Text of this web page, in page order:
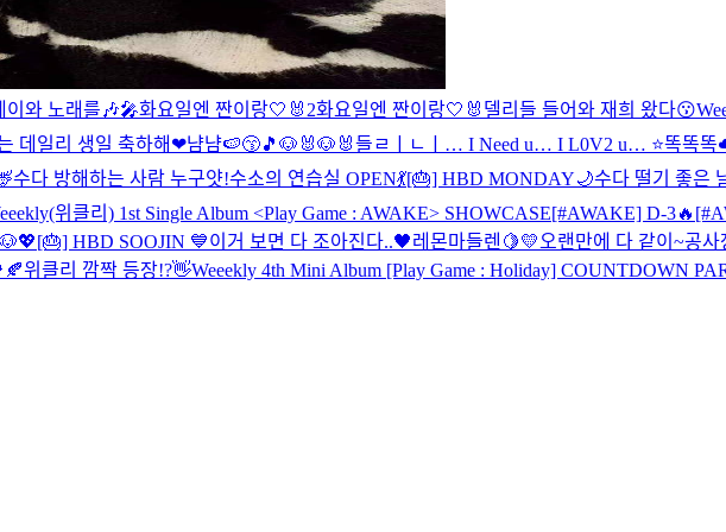
이와 노래를🎶🎤화요일엔 짠이랑🤍🐰2화요일엔 짠이랑🤍🐰 델리들 들어와 재희 왔다😗
데일리 생일 축하해❤냠냠🍉😙🎵 🐶🐰🐶🐰들ㄹㅣㄴㅣ… I Need u… I L0V2 u… ⭐똑똑
수다 방해하는 사람 누구얏!수소의 연습실 OPEN💃[🎂] HBD MONDAY🌙수다 떨기 좋은
위클리) 1st Single Album <Play Game : AWAKE> SHOWCASE[#AWAKE] D-3🔥
[🎂] HBD SOOJIN 💙이거 보면 다 조아진다..🖤레몬마들렌🍋💛 오랜만에 다 같이~공사
위클리 깜짝 등장!?👋Weeekly 4th Mini Album [Play Game : Holiday] COUNTDOWN